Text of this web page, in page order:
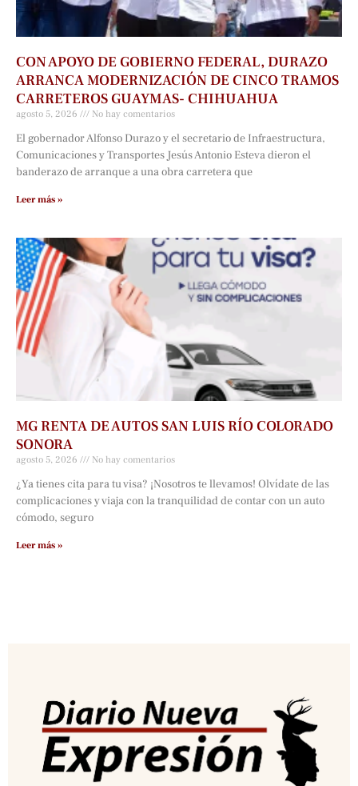
CON APOYO DE GOBIERNO FEDERAL, DURAZO
ARRANCA MODERNIZACIÓN DE CINCO TRAMOS
CARRETEROS GUAYMAS- CHIHUAHUA
agosto 5, 2026 No hay comentarios
El gobernador Alfonso Durazo y el secretario de Infraestructura,
Comunicaciones y Transportes Jesús Antonio Esteva dieron el
banderazo de arranque a una obra carretera que
Leer más »
MG RENTA DE AUTOS SAN LUIS RÍO COLORADO
SONORA
agosto 5, 2026 No hay comentarios
¿Ya tienes cita para tu visa? ¡Nosotros te llevamos! Olvídate de las
complicaciones y viaja con la tranquilidad de contar con un auto
cómodo, seguro
Leer más »